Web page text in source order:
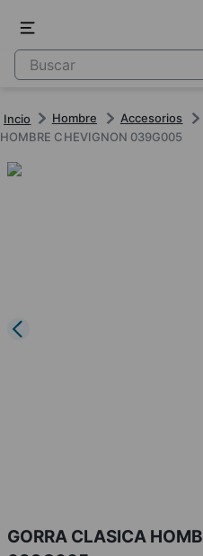
Hombre Accesorios
HOMBRE CHEVIGNON 039G005
GORRA CLASICA